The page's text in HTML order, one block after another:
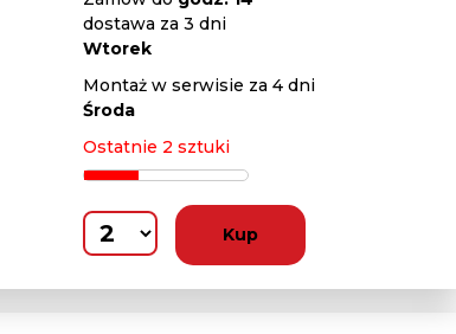
dostawa za 3 dni
Wtorek
Montaż w serwisie za 4 dni
Środa
Ostatnie 2 sztuki
Kup